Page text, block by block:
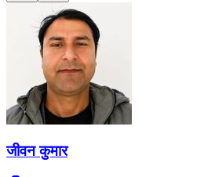
जीवन कुमार